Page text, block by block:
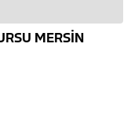
MERSİN